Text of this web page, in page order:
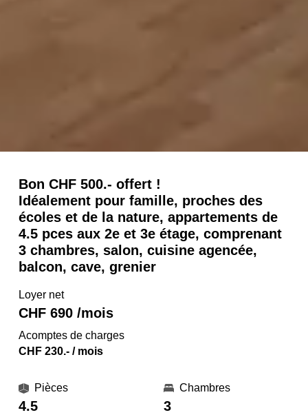
Bon CHF 500.- offert !
Idéalement pour famille, proches des
écoles et de la nature, appartements de
4.5 pces aux 2e et 3e étage, comprenant
3 chambres, salon, cuisine agencée,
balcon, cave, grenier
Loyer net
CHF 690 /mois
Acomptes de charges
CHF 230.- / mois
Pièces
4.5
Chambres
3